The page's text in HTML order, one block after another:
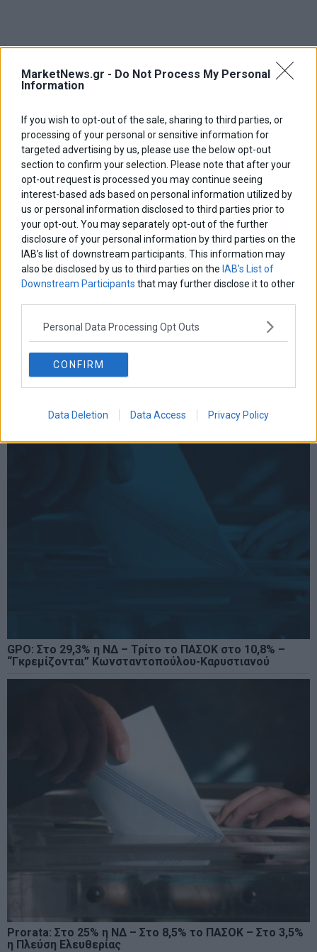
MarketNews.gr - Do Not Process My Personal
Information
If you wish to opt-out of the sale, sharing to third parties, or
processing of your personal or sensitive information for
targeted advertising by us, please use the below opt-out
section to confirm your selection. Please note that after your
opt-out request is processed you may continue seeing
interest-based ads based on personal information utilized by
us or personal information disclosed to third parties prior to
your opt-out. You may separately opt-out of the further
disclosure of your personal information by third parties on the
IAB’s list of downstream participants. This information may
also be disclosed by us to third parties on the IAB’s List of
Downstream Participants that may further disclose it to other
Personal Data Processing Opt Outs
CONFIRM
Data Deletion Data Access Privacy Policy
TAGS
ΣΧΕΤΙΚΑ ΑΡΘΡΑ
GPO: Στο 29,3% η ΝΔ – Τρίτο το ΠΑΣΟΚ στο 10,8% –
“Γκρεμίζονται” Κωνσταντοπούλου-Καρυστιανού
Prorata: Στο 25% η ΝΔ – Στο 8,5% το ΠΑΣΟΚ – Στο 3,5%
η Πλεύση Ελευθερίας